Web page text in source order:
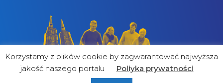
Korzystamy z plików cookie by zagwarantować najwyższa
jakość naszego portalu
Poliyka prywatności